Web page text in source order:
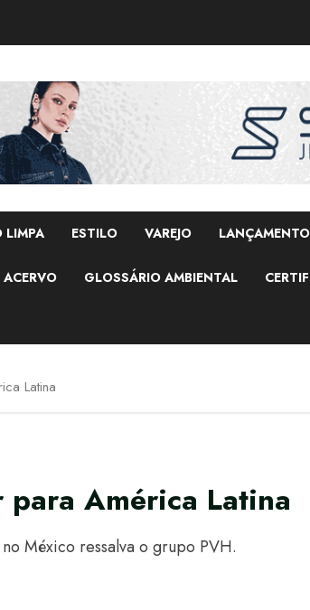
LIMPA ESTILO VAREJO
ACERVO GLOSSÁRIO AMBIENTAL
Latina
América Latina
México ressalva o grupo PVH.